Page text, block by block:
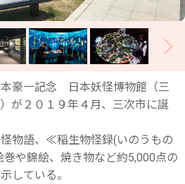
本豪一記念 日本妖怪博物館（三
が２０１９年４月、三次市に誕
物語、≪稲生物怪録(いのうもの
や錦絵、焼き物など約5,000点の
している。